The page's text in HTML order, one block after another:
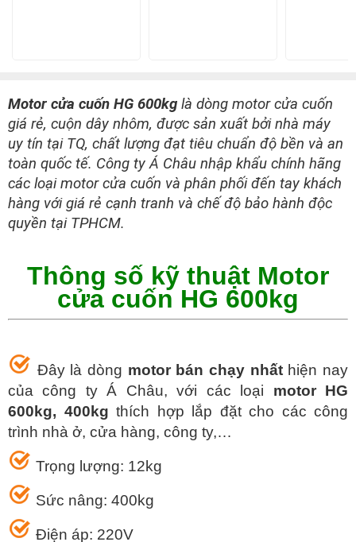
Motor cửa cuốn HG 600kg là dòng motor cửa cuốn
giá rẻ, cuộn dây nhôm, được sản xuất bởi nhà máy
uy tín tại TQ, chất lượng đạt tiêu chuẩn độ bền và an
toàn quốc tế. Công ty Á Châu nhập khẩu chính hãng
các loại motor cửa cuốn và phân phối đến tay khách
hàng với giá rẻ cạnh tranh và chế độ bảo hành độc
quyền tại TPHCM.
Thông số kỹ thuật Motor
cửa cuốn HG 600kg
Đây là dòng motor bán chạy nhấthiện nay
của công ty Á Châu, với các loại motor HG
600kg, 400kg thích hợp lắp đặt cho các công
trình nhà ở, cửa hàng, công ty,…
Trọng lượng: 12kg
Sức nâng: 400kg
Điện áp: 220V